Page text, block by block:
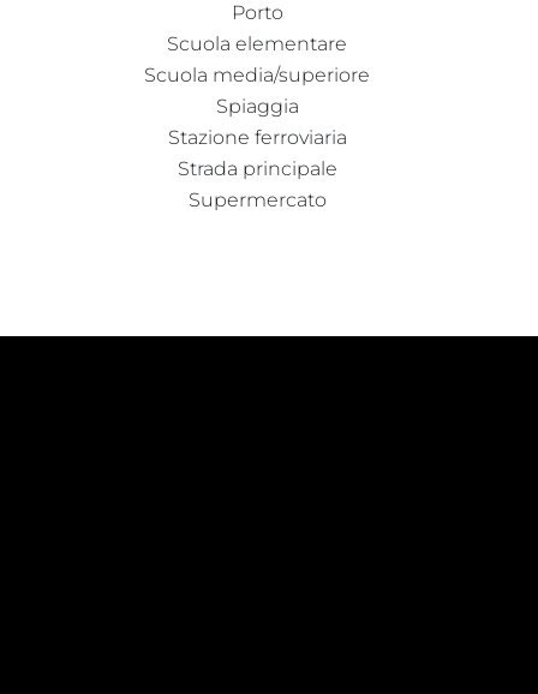
Porto
Scuola elementare
Scuola media/superiore
Spiaggia
Stazione ferroviaria
Strada principale
Supermercato